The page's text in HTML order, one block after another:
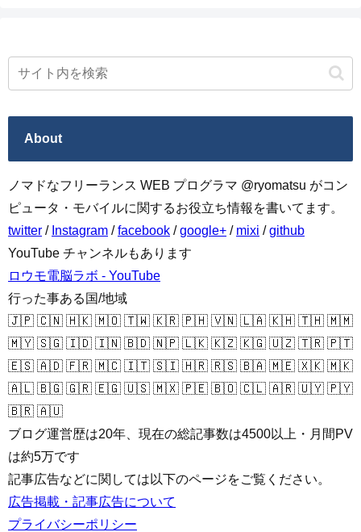
About
ノマドなフリーランス WEB プログラマ @ryomatsu がコン
ピュータ・モバイルに関するお役立ち情報を書いてます。
twitter / Instagram /facebook /google+ / mixi /github
YouTube チャンネルもあります
ロウモ電脳ラボ - YouTube
行った事ある国/地域
🇯🇵 🇨🇳 🇭🇰 🇲🇴 🇹🇼 🇰🇷 🇵🇭 🇻🇳 🇱🇦 🇰🇭 🇹🇭 🇲🇲
🇲🇾 🇸🇬 🇮🇩 🇮🇳 🇧🇩 🇳🇵 🇱🇰 🇰🇿 🇰🇬 🇺🇿 🇹🇷 🇵🇹
🇪🇸 🇦🇩 🇫🇷 🇲🇨 🇮🇹 🇸🇮 🇭🇷 🇷🇸 🇧🇦 🇲🇪 🇽🇰 🇲🇰
🇦🇱 🇧🇬 🇬🇷 🇪🇬 🇺🇸 🇲🇽 🇵🇪 🇧🇴 🇨🇱 🇦🇷 🇺🇾 🇵🇾
🇧🇷 🇦🇺
ブログ運営歴は20年、現在の総記事数は4500以上・月間PV
は約5万です
記事広告などに関しては以下のページをご覧ください。
広告掲載・記事広告について
プライバシーポリシー